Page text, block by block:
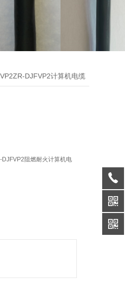
DJFVP2计算机电缆
阻燃耐火计算机电